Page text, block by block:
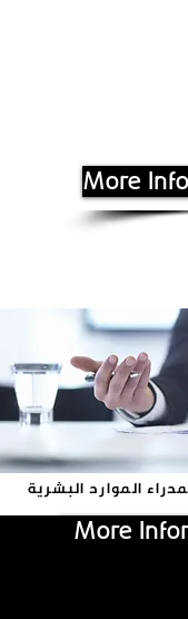
More
الموارد البشرية
More